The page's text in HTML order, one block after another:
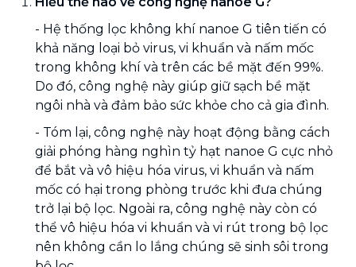
- Hệ thống lọc không khí nanoe G tiên tiến có
khả năng loại bỏ virus, vi khuẩn và nấm mốc
trong không khí và trên các bề mặt đến 99%.
Do đó, công nghệ này giúp giữ sạch bề mặt
ngôi nhà và đảm bảo sức khỏe cho cả gia đình.
- Tóm lại, công nghệ này hoạt động bằng cách
giải phóng hàng nghìn tỷ hạt nanoe G cực nhỏ
để bắt và vô hiệu hóa virus, vi khuẩn và nấm
mốc có hại trong phòng trước khi đưa chúng
trở lại bộ lọc. Ngoài ra, công nghệ này còn có
thể vô hiệu hóa vi khuẩn và vi rút trong bộ lọc
nên không cần lo lắng chúng sẽ sinh sôi trong